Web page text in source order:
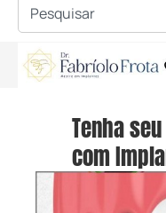
Tenha
com